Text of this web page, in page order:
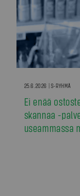
25.6.2026 | S-RYHMÄ
Ei enää
skannaa -
useammassa